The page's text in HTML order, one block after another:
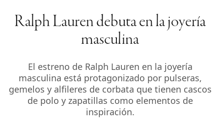
Ralph Lauren debuta en la joyería
masculina
El estreno de Ralph Lauren en la joyería
masculina está protagonizado por pulseras,
gemelos y alfileres de corbata que tienen cascos
de polo y zapatillas como elementos de
inspiración.